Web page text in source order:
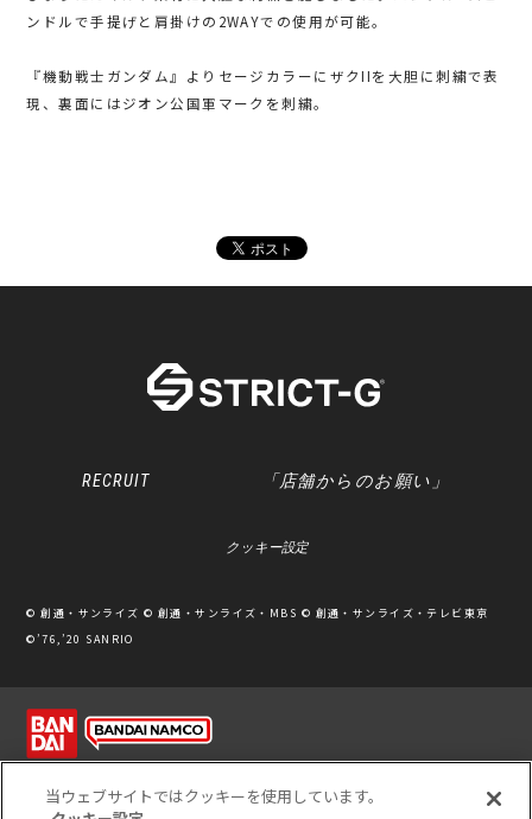
ンドルで手提げと肩掛けの2WAYでの使用が可能。
『機動戦士ガンダム』よりセージカラーにザクIIを大胆に刺繍で表
現、裏面にはジオン公国軍マークを刺繍。
RECRUIT 「店舗からのお願い」
クッキー設定
© 創通・サンライズ © 創通・サンライズ・MBS © 創通・サンライズ・テレビ東京
©’76,’20 SANRIO
当ウェブサイトではクッキーを使用しています。